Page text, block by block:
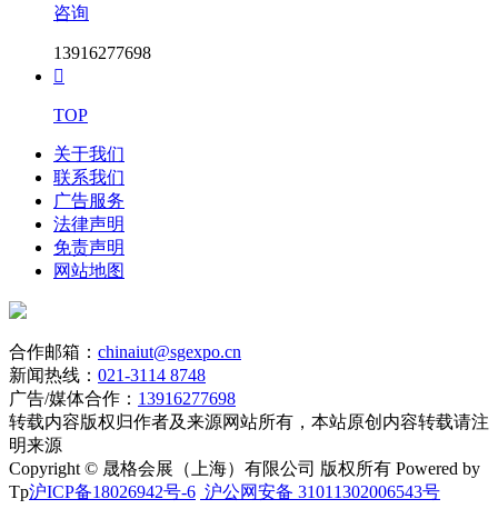
咨询
13916277698

TOP
关于我们
联系我们
广告服务
法律声明
免责声明
网站地图
合作邮箱： chinaiut@sgexpo.cn
新闻热线： 021-3114 8748
广告/媒体合作： 13916277698
转载内容版权归作者及来源网站所有，本站原创内容转载请注
明来源
Copyright © 晟格会展（上海）有限公司 版权所有 Powered by
Tp沪ICP备18026942号-6 沪公网安备 31011302006543号